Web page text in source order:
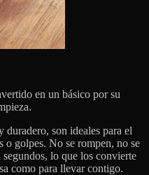
en un básico por su
son ideales para el
o golpes. No se rompen, no se
lo que los convierte
como para llevar contigo.